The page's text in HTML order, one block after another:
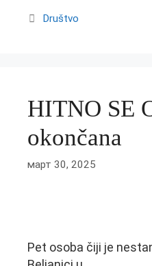
Categories
Društvo
HITNO SE
okončana
март 30, 2025
Pet osoba čiji je